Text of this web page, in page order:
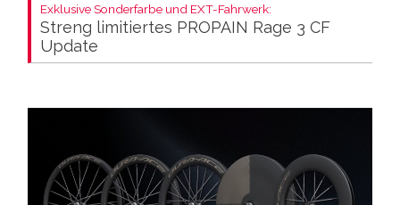
Exklusive Sonderfarbe und EXT-Fahrwerk:
Streng limitiertes PROPAIN Rage 3 CF
Update